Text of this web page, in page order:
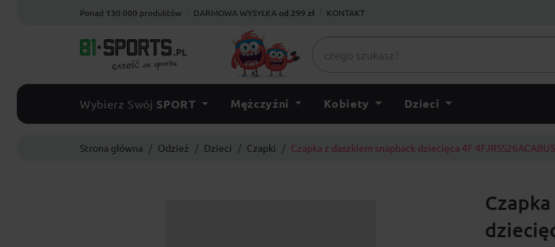
Ponad 130.000 produktów DARMOWA WYSYŁKA od 299 zł KONTAKT
Wybierz Swój SPORT Mężczyźni Kobiety Dzieci
Strona główna Odzież Dzieci Czapki Czapka z daszkiem snapback dziecięca 4F